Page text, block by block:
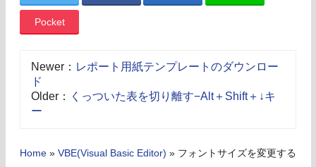
Pocket
Newer： レポート用紙テンプレートのダウンロー
ド
Older：
くっついた表を切り離す−Alt＋Shift＋↓キ
ー
Home » VBE(Visual Basic Editor) » フォントサイズを変更する